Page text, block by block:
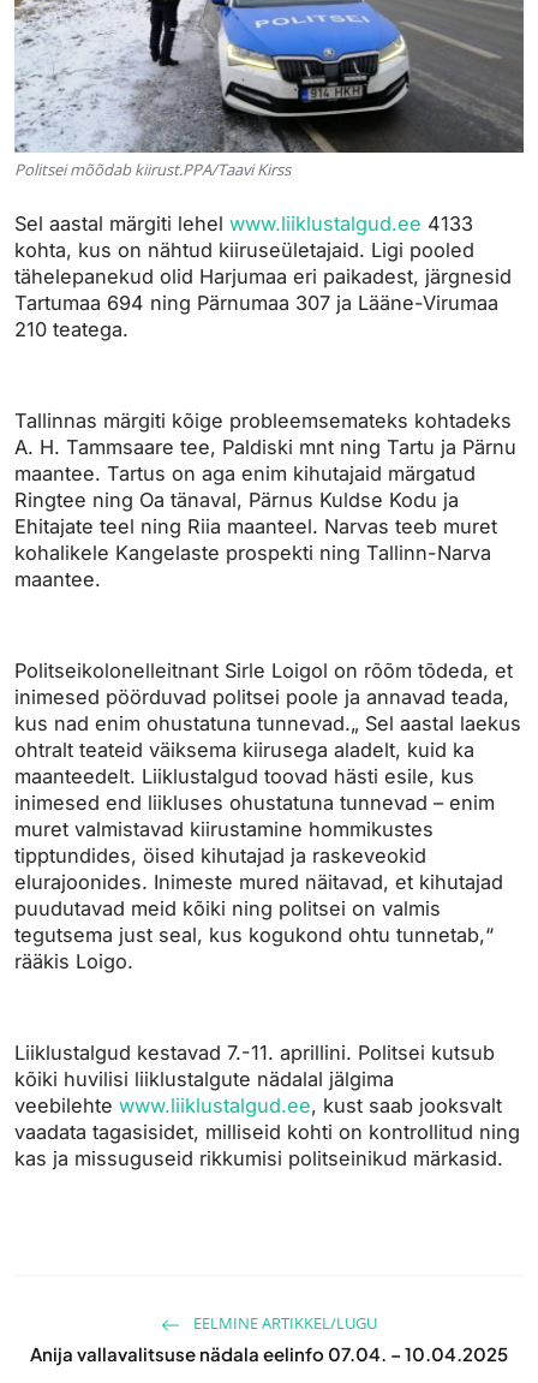
Politsei mõõdab kiirust.PPA/Taavi Kirss
Sel aastal märgiti lehel www.liiklustalgud.ee 4133
kohta, kus on nähtud kiiruseületajaid. Ligi pooled
tähelepanekud olid Harjumaa eri paikadest, järgnesid
Tartumaa 694 ning Pärnumaa 307 ja Lääne-Virumaa
210 teatega.
Tallinnas märgiti kõige probleemsemateks kohtadeks
A. H. Tammsaare tee, Paldiski mnt ning Tartu ja Pärnu
maantee. Tartus on aga enim kihutajaid märgatud
Ringtee ning Oa tänaval, Pärnus Kuldse Kodu ja
Ehitajate teel ning Riia maanteel. Narvas teeb muret
kohalikele Kangelaste prospekti ning Tallinn-Narva
maantee.
Politseikolonelleitnant Sirle Loigol on rõõm tõdeda, et
inimesed pöörduvad politsei poole ja annavad teada,
kus nad enim ohustatuna tunnevad.„ Sel aastal laekus
ohtralt teateid väiksema kiirusega aladelt, kuid ka
maanteedelt. Liiklustalgud toovad hästi esile, kus
inimesed end liikluses ohustatuna tunnevad – enim
muret valmistavad kiirustamine hommikustes
tipptundides, öised kihutajad ja raskeveokid
elurajoonides. Inimeste mured näitavad, et kihutajad
puudutavad meid kõiki ning politsei on valmis
tegutsema just seal, kus kogukond ohtu tunnetab,“
rääkis Loigo.
Liiklustalgud kestavad 7.-11. aprillini. Politsei kutsub
kõiki huvilisi liiklustalgute nädalal jälgima
veebilehte www.liiklustalgud.ee, kust saab jooksvalt
vaadata tagasisidet, milliseid kohti on kontrollitud ning
kas ja missuguseid rikkumisi politseinikud märkasid.
EELMINE ARTIKKEL/LUGU
Anija vallavalitsuse nädala eelinfo 07.04. – 10.04.2025